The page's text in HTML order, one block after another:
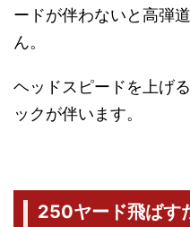
ードが伴わないと高弾
ん。
ヘッドスピードを上げ
ックが伴います。
250ヤード飛ばす